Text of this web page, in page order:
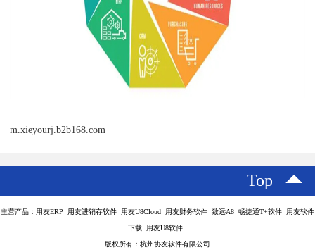
m.xieyourj.b2b168.com
Top
主营产品：用友ERP 用友进销存软件 用友U8Cloud 用友财务软件 致远A8 畅捷通T+软件 用友软件
下载 用友U8软件
版权所有：杭州协友软件有限公司